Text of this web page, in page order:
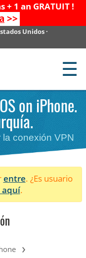
+ 1 an GRATUIT !
>>
Unidos ·
☰
on iPhone.
conexión VPN
entre. ¿Es usuario
aquí.
›